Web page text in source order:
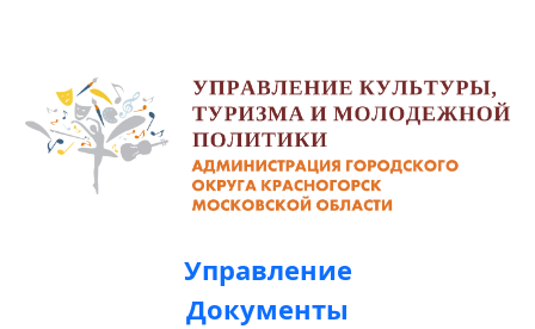
Управление
Документы